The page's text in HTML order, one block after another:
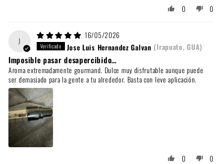
0
0
J
16/05/2026
Jose Luis Hernandez Galvan (Irapuato, GUA)
Imposible pasar desapercibido…
Aroma extremadamente gourmand. Dulce muy disfrutable aunque puede
ser demasiado para la gente a tu alrededor. Basta con leve aplicación.
0 0